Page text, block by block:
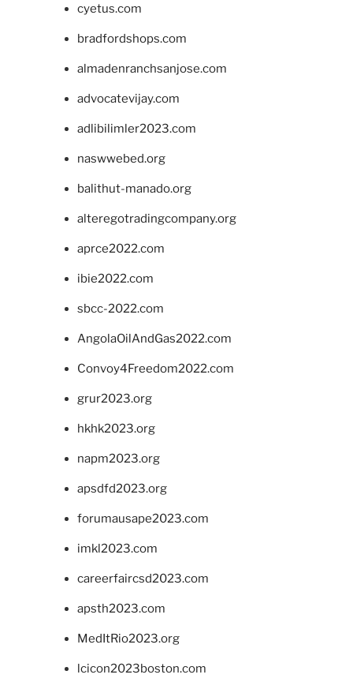
cyetus.com
bradfordshops.com
almadenranchsanjose.com
advocatevijay.com
adlibilimler2023.com
naswwebed.org
balithut-manado.org
alteregotradingcompany.org
aprce2022.com
ibie2022.com
sbcc-2022.com
AngolaOilAndGas2022.com
Convoy4Freedom2022.com
grur2023.org
hkhk2023.org
napm2023.org
apsdfd2023.org
forumausape2023.com
imkl2023.com
careerfaircsd2023.com
apsth2023.com
MedItRio2023.org
lcicon2023boston.com